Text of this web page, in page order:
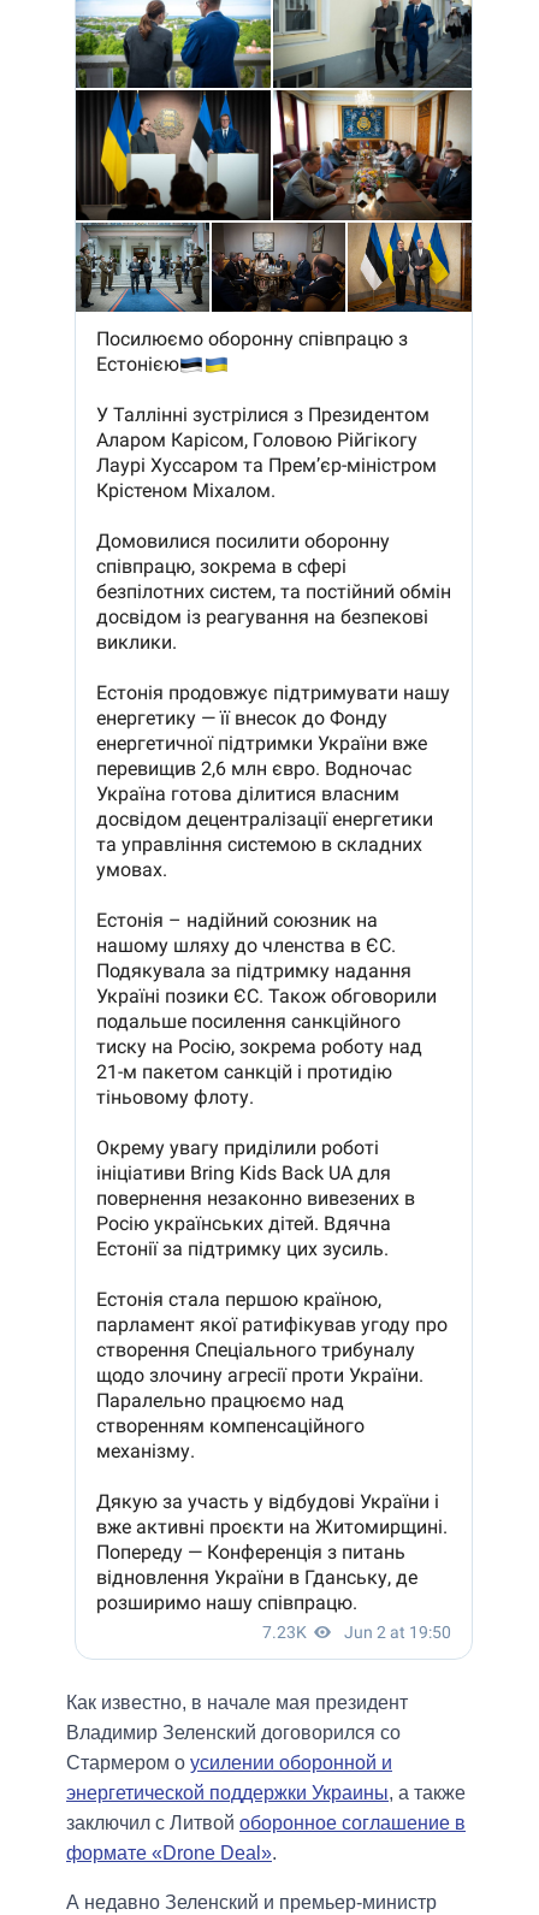
Как известно, в начале мая президент
Владимир Зеленский договорился со
Стармером о усилении оборонной и
энергетической поддержки Украины, а также
заключил с Литвой оборонное соглашение в
формате «Drone Deal».
А недавно Зеленский и премьер-министр